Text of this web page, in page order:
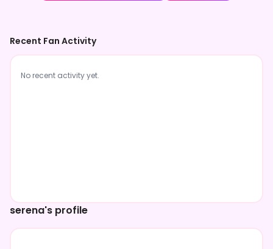
serena's profile
Recent Fan Activity
No recent activity yet.